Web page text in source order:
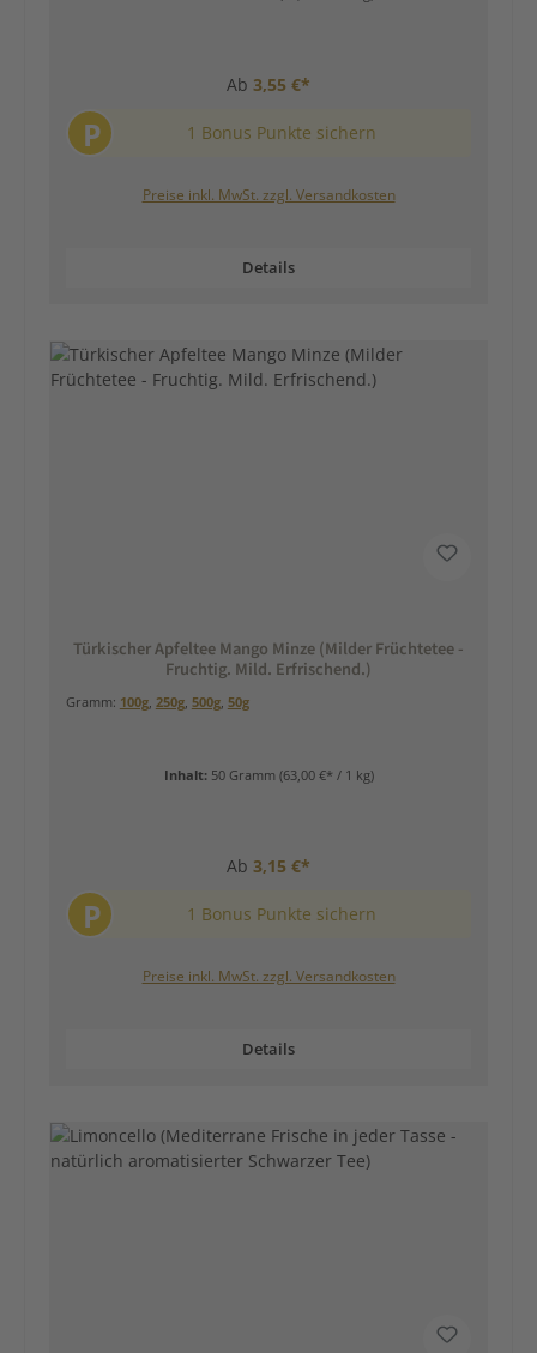
Ab 3,55 €*
P 1 Bonus Punkte sichern
Preise inkl. MwSt. zzgl. Versandkosten
Details
Türkischer Apfeltee Mango Minze (Milder Früchtetee -
Fruchtig. Mild. Erfrischend.)
Gramm: 100g, 250g, 500g, 50g
Inhalt: 50 Gramm (63,00 €* / 1 kg)
Ab 3,15 €*
P 1 Bonus Punkte sichern
Preise inkl. MwSt. zzgl. Versandkosten
Details